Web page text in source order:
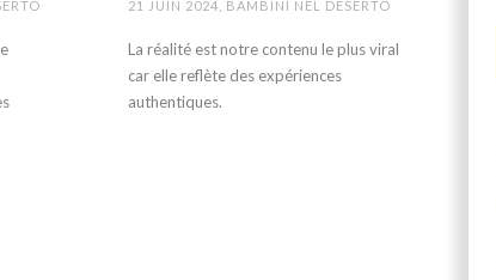
21 JUIN 2024, BAMBINI NEL DESERTO
La réalité est notre contenu le plus viral
car elle reflète des expériences
authentiques.